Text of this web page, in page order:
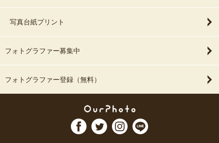
写真台紙プリント
フォトグラファー募集中
フォトグラファー登録（無料）